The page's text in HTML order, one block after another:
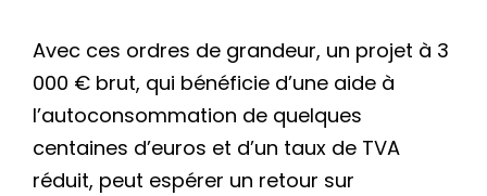
Avec ces ordres de grandeur, un projet à 3
000 € brut, qui bénéficie d’une aide à
l’autoconsommation de quelques
centaines d’euros et d’un taux de TVA
réduit, peut espérer un retour sur